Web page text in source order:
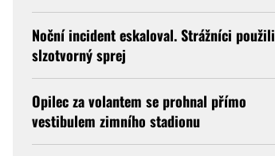
Noční incident eskaloval. Strážníci použili
slzotvorný sprej
Opilec za volantem se prohnal přímo
vestibulem zimního stadionu